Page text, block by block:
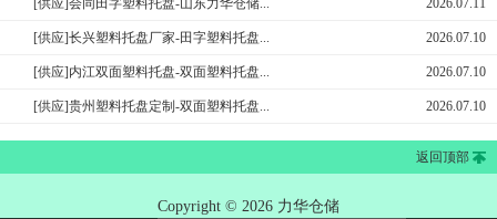
2026.07.11
[供应]会同田字塑料托盘-山东力华仓储...
2026.07.10
[供应]长兴塑料托盘厂家-田字塑料托盘...
2026.07.10
[供应]内江双面塑料托盘-双面塑料托盘...
2026.07.10
[供应]贵州塑料托盘定制-双面塑料托盘...
返回顶部
Copyright © 2026 力华仓储